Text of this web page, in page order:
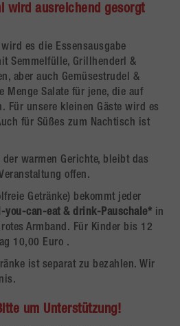
wird ausreichend gesorgt
es die Essensausgabe
Semmelfülle, Grillhenderl &
aber auch Gemüsestrudel &
Menge Salate für jene, die auf
Für unsere kleinen Gäste wird es
für Süßes zum Nachtisch ist
der warmen Gerichte, bleibt das
offen.
Getränke) bekommt jeder
you-can-eat & drink-Pauschale* in
Armband. Für Kinder bis 12
10,00 Euro .
ist separat zu bezahlen. Wir
um Unterstützung!